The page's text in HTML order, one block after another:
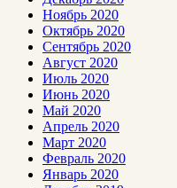
Ноябрь 2020
Октябрь 2020
Сентябрь 2020
Август 2020
Июль 2020
Июнь 2020
Май 2020
Апрель 2020
Март 2020
Февраль 2020
Январь 2020